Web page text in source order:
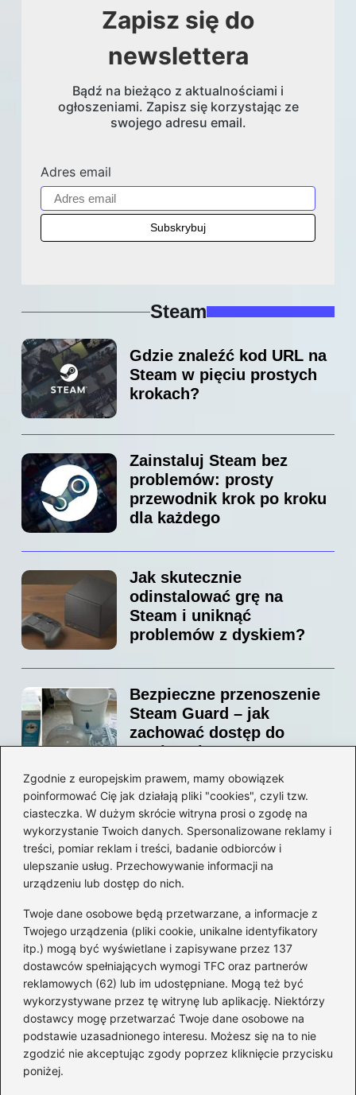
Zgodnie z europejskim prawem, mamy obowiązek
poinformować Cię jak działają pliki "cookies", czyli tzw.
ciasteczka. W dużym skrócie witryna prosi o zgodę na
wykorzystanie Twoich danych. Spersonalizowane reklamy i
treści, pomiar reklam i treści, badanie odbiorców i
ulepszanie usług. Przechowywanie informacji na
urządzeniu lub dostęp do nich.
Twoje dane osobowe będą przetwarzane, a informacje z
Twojego urządzenia (pliki cookie, unikalne identyfikatory
itp.) mogą być wyświetlane i zapisywane przez 137
dostawców spełniających wymogi TFC oraz partnerów
reklamowych (62) lub im udostępniane. Mogą też być
wykorzystywane przez tę witrynę lub aplikację. Niektórzy
dostawcy mogę przetwarzać Twoje dane osobowe na
podstawie uzasadnionego interesu. Możesz się na to nie
zgodzić nie akceptując zgody poprzez kliknięcie przycisku
poniżej.
Zapisz się do
newslettera
Bądź na bieżąco z aktualnościami i
ogłoszeniami. Zapisz się korzystając ze
swojego adresu email.
Adres email
Steam
Gdzie znaleźć kod URL na
Steam w pięciu prostych
krokach?
Zainstaluj Steam bez
problemów: prosty
przewodnik krok po kroku
dla każdego
Jak skutecznie
odinstalować grę na
Steam i uniknąć
problemów z dyskiem?
Bezpieczne przenoszenie
Steam Guard – jak
zachować dostęp do
swojego konta?
Jak bez stresu zmienić
adres email na Steam –
prosty przewodnik krok po
kroku
Kategorie
CS:GO(26)
FIFA(90)
Forza Horizon(22)
Gry(186)
Modyfikacje(42)
Spolszczenia(101)